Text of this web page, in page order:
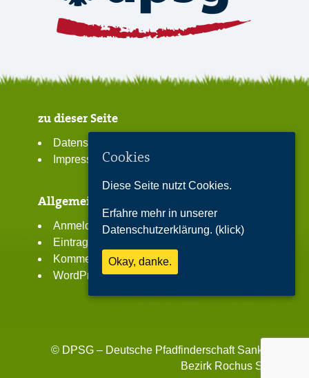
zu dieser Seite
Datenschutzerklärung
Impressum
Allgemeines
Anmelden
Eintrags-Feed
Kommentar-Feed
WordPress.org
© DPSG – Deutsche Pfadfinderschaft Sankt Georg
Bezirk Rochus Spiecker
Cookies
Diese Seite nutzt Cookies.
Erfahre mehr in unserer
Datenschutzerklärung. (klick)
Okay, danke.